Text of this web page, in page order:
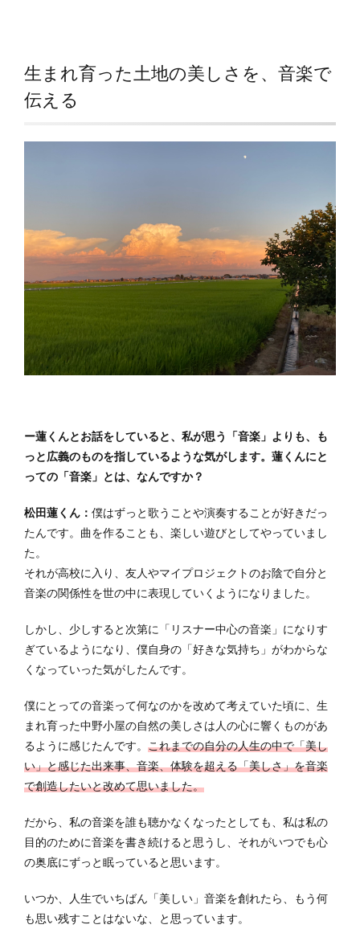
生まれ育った土地の美しさを、音楽で
伝える
ー蓮くんとお話をしていると、私が思う「音楽」よりも、も
っと広義のものを指しているような気がします。蓮くんにと
っての「音楽」とは、なんですか？
松田蓮くん： 僕はずっと歌うことや演奏することが好きだっ
たんです。曲を作ることも、楽しい遊びとしてやっていまし
た。
それが高校に入り、友人やマイプロジェクトのお陰で自分と
音楽の関係性を世の中に表現していくようになりました。
しかし、少しすると次第に「リスナー中心の音楽」になりす
ぎているようになり、僕自身の「好きな気持ち」がわからな
くなっていった気がしたんです。
僕にとっての音楽って何なのかを改めて考えていた頃に、生
まれ育った中野小屋の自然の美しさは人の心に響くものがあ
るように感じたんです。 これまでの自分の人生の中で「美し
い」と感じた出来事、音楽、体験を超える「美しさ」を音楽
で創造したいと改めて思いました。
だから、私の音楽を誰も聴かなくなったとしても、私は私の
目的のために音楽を書き続けると思うし、それがいつでも心
の奥底にずっと眠っていると思います。
いつか、人生でいちばん「美しい」音楽を創れたら、もう何
も思い残すことはないな、と思っています。